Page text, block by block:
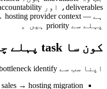
پہلے سے priority ہیں。
کون سا task پہلے چنیں؟
اپنا سب سے costly pending bottleneck identify کریں: